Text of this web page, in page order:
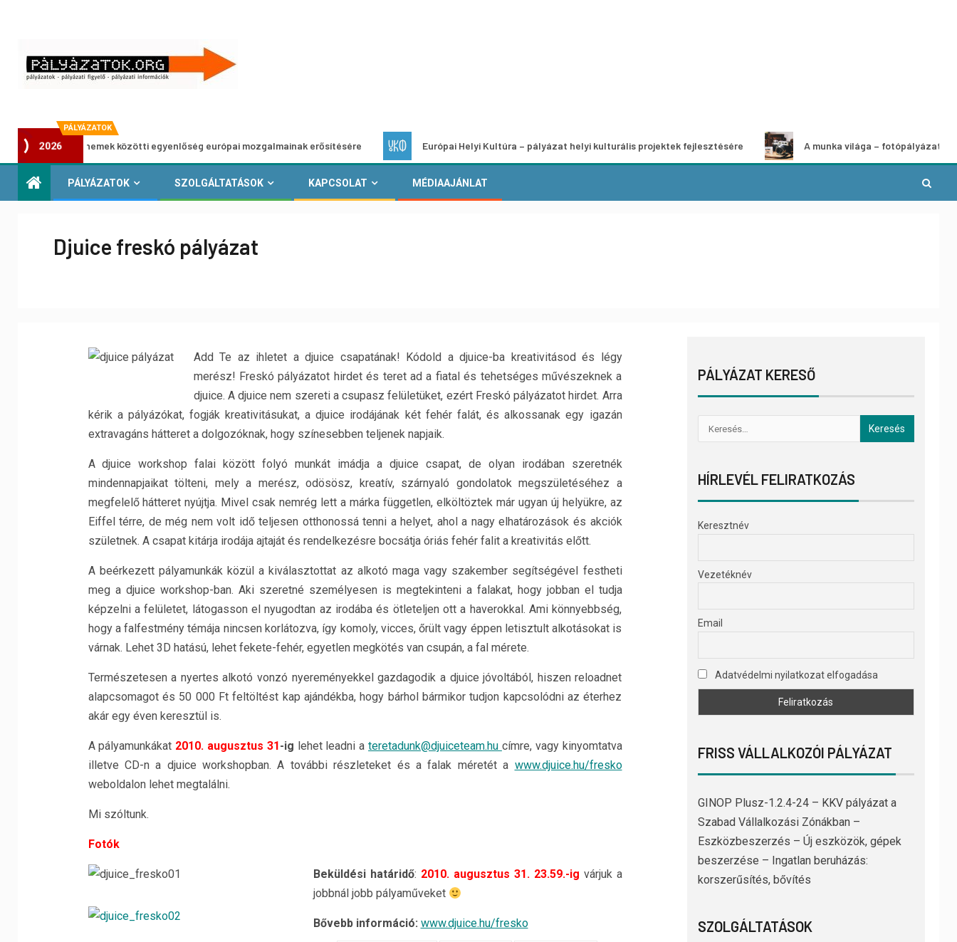
PÁLYÁZATOK
2026
a nemek közötti egyenlőség európai mozgalmainak erősítésére Európai Helyi Kultúra – pályázat helyi kulturális projektek fejlesztésére A munka világa – fotópályázat
PÁLYÁZATOK SZOLGÁLTATÁSOK KAPCSOLAT MÉDIAAJÁNLAT
Djuice freskó pályázat
Add Te az ihletet a djuice csapatának! Kódold a djuice-ba kreativitásod és légy
merész! Freskó pályázatot hirdet és teret ad a fiatal és tehetséges művészeknek a
djuice. A djuice nem szereti a csupasz felületüket, ezért Freskó pályázatot hirdet. Arra
kérik a pályázókat, fogják kreativitásukat, a djuice irodájának két fehér falát, és alkossanak egy igazán
extravagáns hátteret a dolgozóknak, hogy színesebben teljenek napjaik.
A djuice workshop falai között folyó munkát imádja a djuice csapat, de olyan irodában szeretnék
mindennapjaikat tölteni, mely a merész, odösösz, kreatív, szárnyaló gondolatok megszületéséhez a
megfelelő hátteret nyújtja. Mivel csak nemrég lett a márka független, elköltöztek már ugyan új helyükre, az
Eiffel térre, de még nem volt idő teljesen otthonossá tenni a helyet, ahol a nagy elhatározások és akciók
születnek. A csapat kitárja irodája ajtaját és rendelkezésre bocsátja óriás fehér falit a kreativitás előtt.
A beérkezett pályamunkák közül a kiválasztottat az alkotó maga vagy szakember segítségével festheti
meg a djuice workshop-ban. Aki szeretné személyesen is megtekinteni a falakat, hogy jobban el tudja
képzelni a felületet, látogasson el nyugodtan az irodába és ötleteljen ott a haverokkal. Ami könnyebbség,
hogy a falfestmény témája nincsen korlátozva, így komoly, vicces, őrült vagy éppen letisztult alkotásokat is
várnak. Lehet 3D hatású, lehet fekete-fehér, egyetlen megkötés van csupán, a fal mérete.
Természetesen a nyertes alkotó vonzó nyereményekkel gazdagodik a djuice jóvoltából, hiszen reloadnet
alapcsomagot és 50 000 Ft feltöltést kap ajándékba, hogy bárhol bármikor tudjon kapcsolódni az éterhez
akár egy éven keresztül is.
A pályamunkákat 2010. augusztus 31-ig lehet leadni ateretadunk@djuiceteam.hu címre, vagy kinyomtatva
illetve CD-n a djuice workshopban. A további részleteket és a falak méretét a www.djuice.hu/fresko
weboldalon lehet megtalálni.
Mi szóltunk.
Fotók
Beküldési határidő: 2010. augusztus 31. 23.59.-ig várjuk a
jobbnál jobb pályaműveket
Bővebb információ: www.djuice.hu/fresko
PÁLYÁZAT KERESŐ
HÍRLEVÉL FELIRATKOZÁS
Keresztnév
Vezetéknév
Email
Adatvédelmi nyilatkozat elfogadása
FRISS VÁLLALKOZÓI PÁLYÁZAT
GINOP Plusz-1.2.4-24 – KKV pályázat a
Szabad Vállalkozási Zónákban –
Eszközbeszerzés – Új eszközök, gépek
beszerzése – Ingatlan beruházás:
korszerűsítés, bővítés
SZOLGÁLTATÁSOK